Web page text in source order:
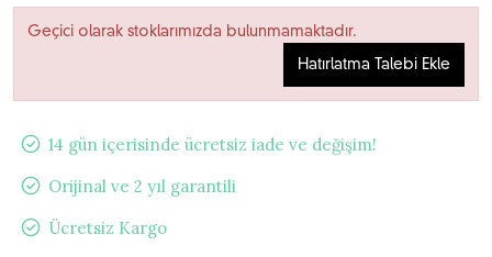
Geçici olarak stoklarımızda bulunmamaktadır.
Hatırlatma Talebi Ekle
14 gün içerisinde ücretsiz iade ve değişim!
Orijinal ve 2 yıl garantili
Ücretsiz Kargo